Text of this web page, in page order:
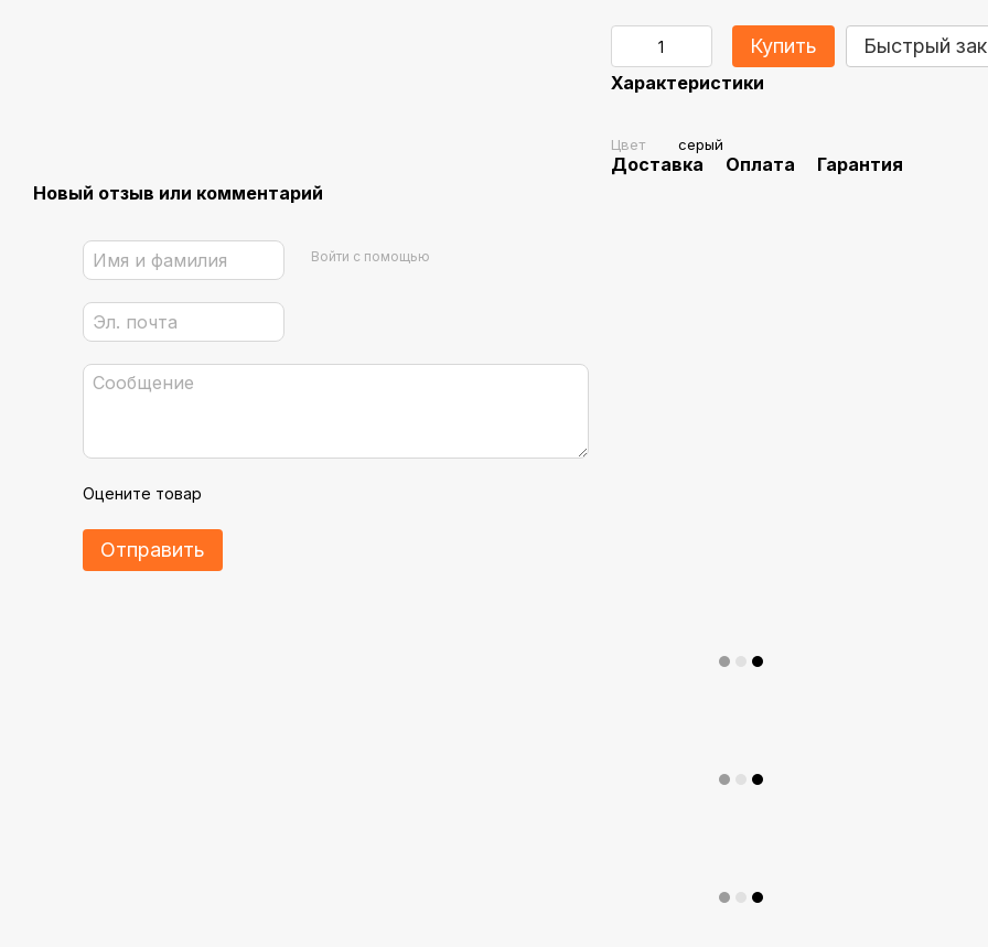
Новый отзыв или комментарий
Войти с помощью
Оцените товар
Отправить
Купить Быстрый
Характеристики
Цвет серый
Доставка Оплата Гарантия